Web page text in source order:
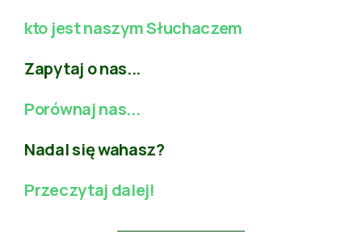
kto jest naszym Słuchaczem
Zapytaj o nas...
Porównaj nas...
Nadal się wahasz?
Przeczytaj dalej!